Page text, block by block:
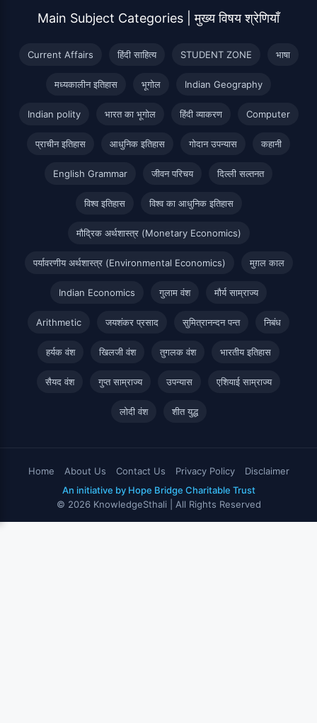
Main Subject Categories | मुख्य विषय श्रेणियाँ
Current Affairs हिंदी साहित्य STUDENT ZONE भाषा
मध्यकालीन इतिहास भूगोल Indian Geography
Indian polity भारत का भूगोल हिंदी व्याकरण Computer
प्राचीन इतिहास आधुनिक इतिहास गोदान उपन्यास कहानी
English Grammar जीवन परिचय दिल्ली सल्तनत
विश्व इतिहास विश्व का आधुनिक इतिहास
मौद्रिक अर्थशास्त्र (Monetary Economics)
पर्यावरणीय अर्थशास्त्र (Environmental Economics) मुग़ल काल
Indian Economics गुलाम वंश मौर्य साम्राज्य
Arithmetic जयशंकर प्रसाद सुमित्रानन्दन पन्त निबंध
हर्यक वंश खिलजी वंश तुगलक वंश भारतीय इतिहास
सैयद वंश गुप्त साम्राज्य उपन्यास एशियाई साम्राज्य
लोदी वंश शीत युद्ध
Home About Us Contact Us Privacy Policy
Disclaimer
An initiative by Hope Bridge Charitable Trust
© 2026 KnowledgeSthali | All Rights Reserved